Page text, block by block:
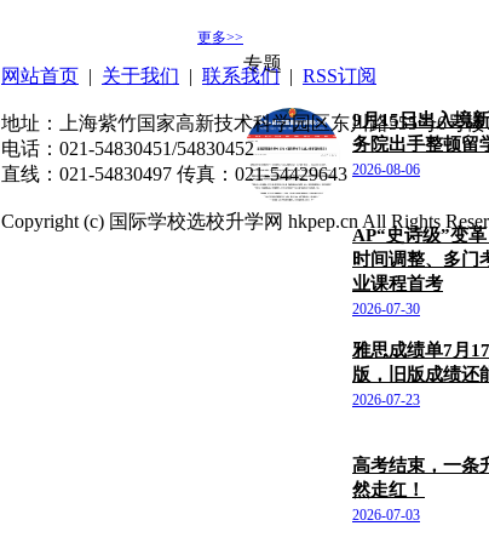
更多>>
专题
9月15日出入境
务院出手整顿留
2026-08-06
AP“史诗级”变
时间调整、多门
业课程首考
2026-07-30
雅思成绩单7月
版，旧版成绩还
2026-07-23
高考结束，一条
然走红！
2026-07-03
网站首页 | 关于我们 | 联系我们| RSS订阅
地址：上海紫竹国家高新技术科学园区东川路555号6号楼
电话：021-54830451/54830452
直线：021-54830497 传真：021-54429643
Copyright (c) 国际学校选校升学网 hkpep.cn All Rights